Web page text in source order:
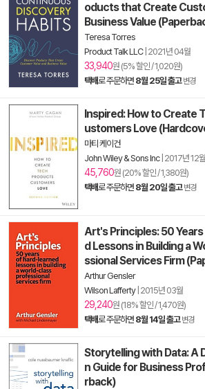
oducts that Create
Business Value
Teresa Torres
Product Talk LLC| 2021년 04월
33,940원 (5% 할인 / 1,020원)
택배로 주문하면 8월 25일 출고 변경
Inspired: How to Create
ustomers Love
마티 케이건
John Wiley & Sons Inc| 2017년 12월
45,760원 (20% 할인 / 1,380원)
택배로 주문하면 8월 20일 출고 변경
Art's Principles: 50
d Lessons in Building a
ssional Services Firm
Arthur Gensler
Wilson Lafferty| 2015년 03월
29,240원 (18% 할인 / 1,470원)
택배로 주문하면 8월 14일 출고 변경
Storytelling with Data: A
n Guide for Business
rback)